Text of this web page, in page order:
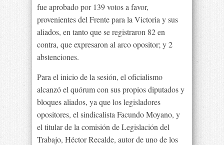
fue aprobado por 139 votos a favor,
provenientes del Frente para la Victoria y sus
aliados, en tanto que se registraron 82 en
contra, que expresaron al arco opositor; y 2
abstenciones.
Para el inicio de la sesión, el oficialismo
alcanzó el quórum con sus propios diputados y
bloques aliados, ya que los legisladores
opositores, el sindicalista Facundo Moyano, y
el titular de la comisión de Legislación del
Trabajo, Héctor Recalde, autor de uno de los